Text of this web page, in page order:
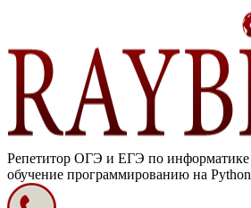
Репетитор ОГЭ и ЕГЭ по информатике
обучение программированию на Python